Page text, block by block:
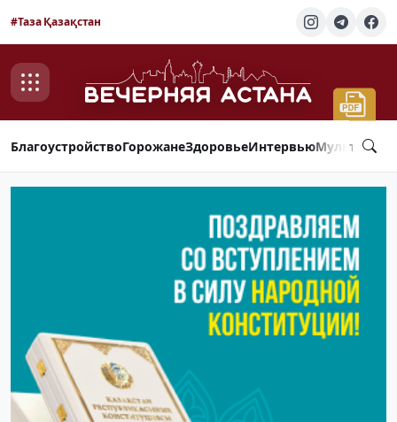
#Таза Қазақстан
БлагоустройствоГорожанеЗдоровьеИнтервью